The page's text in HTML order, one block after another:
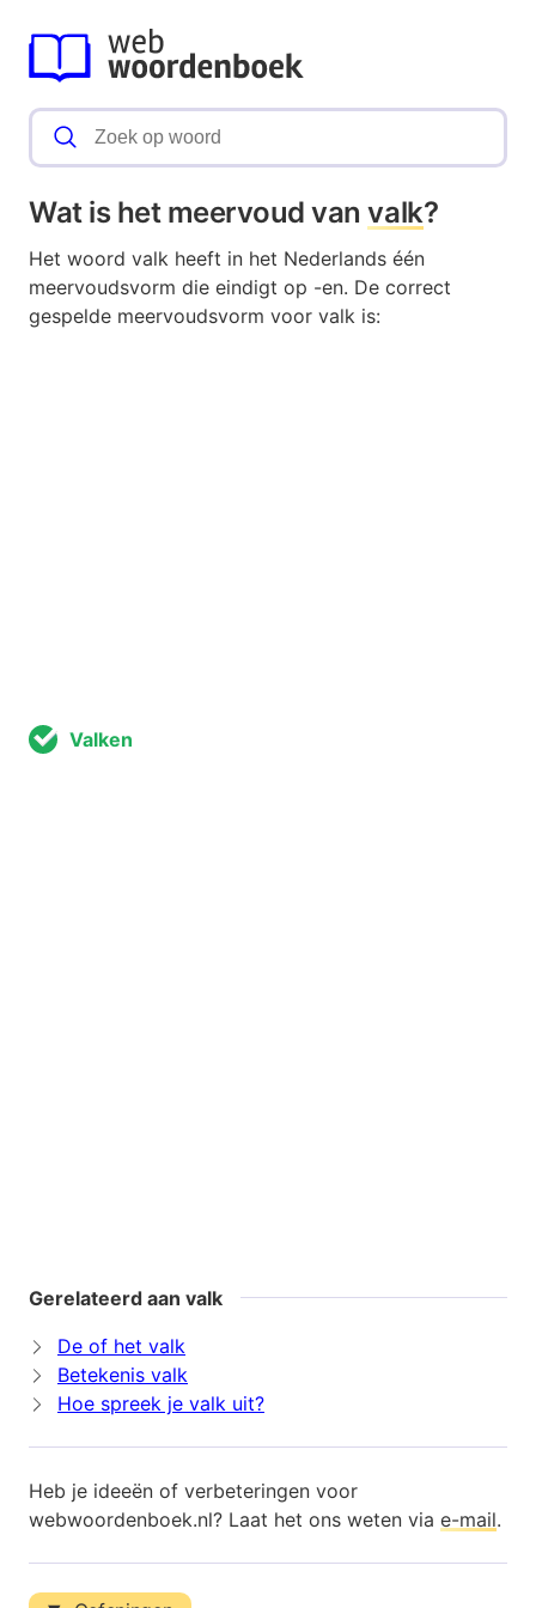
Wat is het meervoud vanvalk?
Het woord valk heeft in het Nederlands één
meervoudsvorm die eindigt op -en. De correct
gespelde meervoudsvorm voor valk is:
Valken
Gerelateerd aan valk
De of het valk
Betekenis valk
Hoe spreek je valk uit?
Heb je ideeën of verbeteringen voor
webwoordenboek.nl? Laat het ons weten via e-mail.